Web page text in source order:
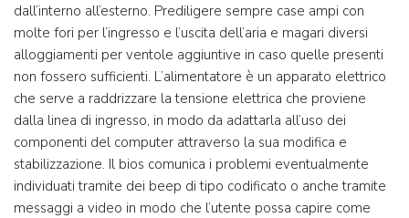
dall’interno all’esterno. Prediligere sempre case ampi con
molte fori per l’ingresso e l’uscita dell’aria e magari diversi
alloggiamenti per ventole aggiuntive in caso quelle presenti
non fossero sufficienti. L’alimentatore è un apparato elettrico
che serve a raddrizzare la tensione elettrica che proviene
dalla linea di ingresso, in modo da adattarla all’uso dei
componenti del computer attraverso la sua modifica e
stabilizzazione. Il bios comunica i problemi eventualmente
individuati tramite dei beep di tipo codificato o anche tramite
messaggi a video in modo che l’utente possa capire come